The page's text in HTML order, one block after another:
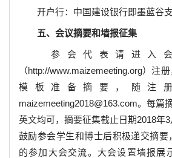
开户行：中国建设银行即墨蓝谷
五、会议摘要和墙报征集
参会代表请进入
（http://www.maizemeeting.org）注
模板准备摘要，随注
maizemeeting2018@163.com。每篇
英文均可，摘要征集截止日期2018年3
鼓励参会学生和博士后积极递交摘要
的参加大会交流。大会设置墙报展